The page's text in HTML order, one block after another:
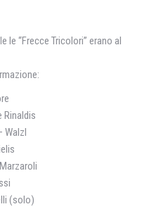
le “Frecce Tricolori” erano al
Rinaldis
Walzl
(solo)